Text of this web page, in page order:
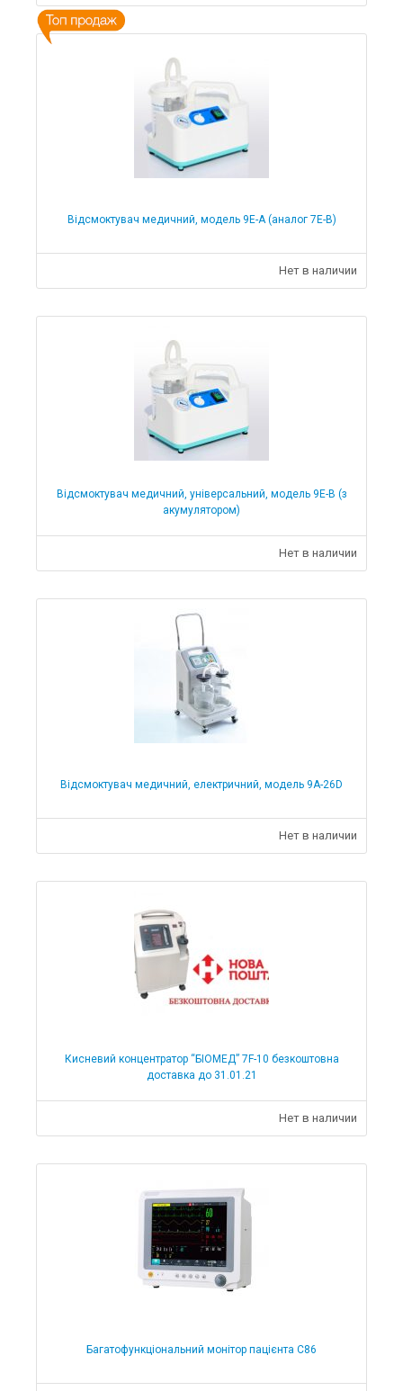
Відсмоктувач медичний, модель 9Е-А (аналог 7E-B)
Нет в наличии
Відсмоктувач медичний, універсальний, модель 9Е-В (з
акумулятором)
Нет в наличии
Відсмоктувач медичний, електричний, модель 9А-26D
Нет в наличии
Кисневий концентратор “БІОМЕД” 7F-10 безкоштовна
доставка до 31.01.21
Нет в наличии
Багатофункціональний монітор пацієнта С86